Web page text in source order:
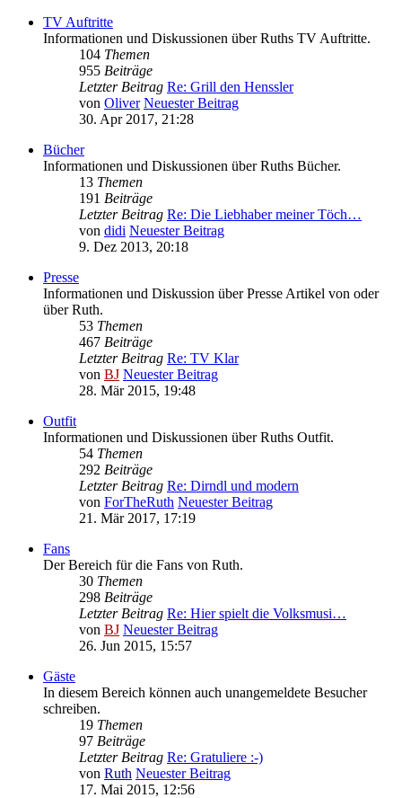
TV Auftritte
Informationen und Diskussionen über Ruths TV Auftritte.
104 Themen
955 Beiträge
Letzter Beitrag Re: Grill den Henssler
von Oliver Neuester Beitrag
30. Apr 2017, 21:28
Bücher
Informationen und Diskussionen über Ruths Bücher.
13 Themen
191 Beiträge
Letzter Beitrag Re: Die Liebhaber meiner Töch…
von didi Neuester Beitrag
9. Dez 2013, 20:18
Presse
Informationen und Diskussion über Presse Artikel von oder
über Ruth.
53 Themen
467 Beiträge
Letzter Beitrag Re: TV Klar
von BJ Neuester Beitrag
28. Mär 2015, 19:48
Outfit
Informationen und Diskussionen über Ruths Outfit.
54 Themen
292 Beiträge
Letzter Beitrag Re: Dirndl und modern
von ForTheRuth Neuester Beitrag
21. Mär 2017, 17:19
Fans
Der Bereich für die Fans von Ruth.
30 Themen
298 Beiträge
Letzter Beitrag Re: Hier spielt die Volksmusi…
von BJ Neuester Beitrag
26. Jun 2015, 15:57
Gäste
In diesem Bereich können auch unangemeldete Besucher
schreiben.
19 Themen
97 Beiträge
Letzter Beitrag Re: Gratuliere :-)
von Ruth Neuester Beitrag
17. Mai 2015, 12:56